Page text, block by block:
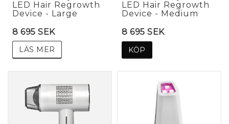
LED Hair Regrowth
Device - Large
8 695 SEK
LÄS MER
LED Hair Regrowth
Device - Medium
8 695 SEK
KÖP